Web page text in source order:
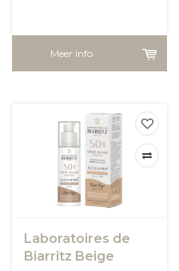
Meer info
Laboratoires de
Biarritz Beige